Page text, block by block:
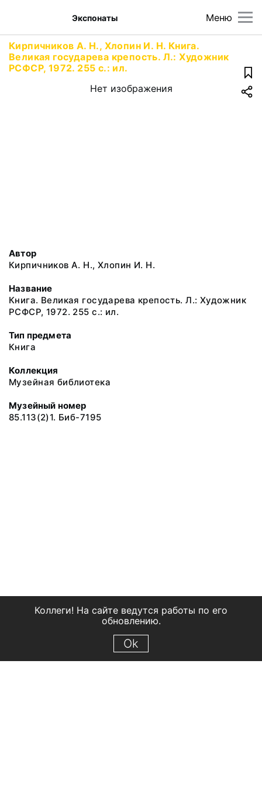
Меню
Экспонаты
Кирпичников А. Н., Хлопин И. Н. Книга.
Великая государева крепость. Л.: Художник
РСФСР, 1972. 255 с.: ил.
Нет изображения
Автор
Кирпичников А. Н., Хлопин И. Н.
Название
Книга. Великая государева крепость. Л.: Художник
РСФСР, 1972. 255 с.: ил.
Тип предмета
Книга
Коллекция
Музейная библиотека
Музейный номер
85.113(2)1. Биб-7195
Коллеги! На сайте ведутся работы по его
обновлению.
Ok